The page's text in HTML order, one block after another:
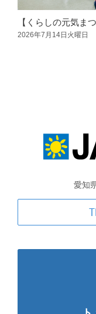
金融
【くらしの元気ま
2026年7月14日火曜日
愛知